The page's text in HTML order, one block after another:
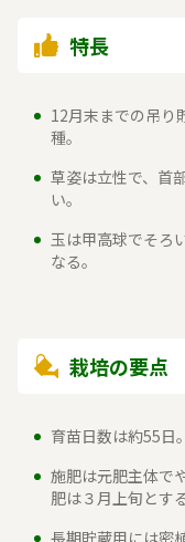
特長
12月末までの吊り
種。
草姿は立性で、首
い。
玉は甲高球でそろ
なる。
栽培の要点
育苗日数は約55日
施肥は元肥主体で
肥は３月上旬とす